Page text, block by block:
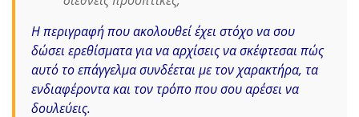
Η περιγραφή που ακολουθεί έχει στόχο να σου
δώσει ερεθίσματα για να αρχίσεις να σκέφτεσαι πώς
αυτό το επάγγελμα συνδέεται με τον χαρακτήρα, τα
ενδιαφέροντα και τον τρόπο που σου αρέσει να
δουλεύεις.